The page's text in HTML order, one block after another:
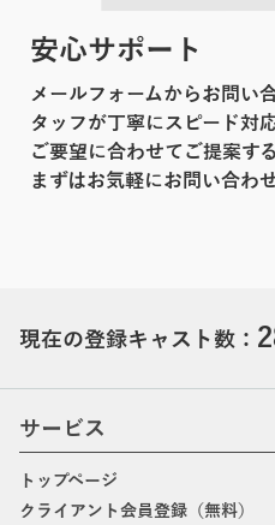
安心サポート
メールフォームからお問い
タッフが丁寧にスピード対
ご要望に合わせてご提案す
まずはお気軽にお問い合わ
現在の登録キャスト数：
サービス
トップページ
クライアント会員登録（無料）